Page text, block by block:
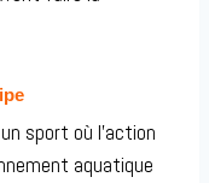
sport où l’action
aquatique